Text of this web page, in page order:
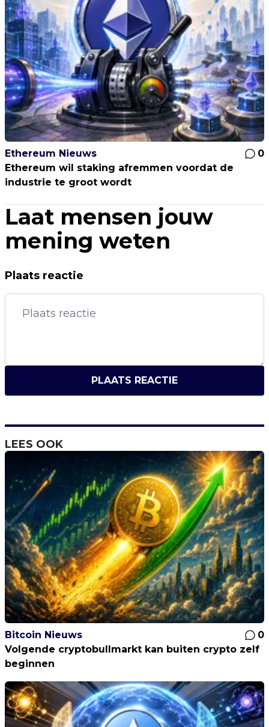
Ethereum Nieuws
0
Ethereum wil staking afremmen voordat de
industrie te groot wordt
Laat mensen jouw
mening weten
Plaats reactie
PLAATS REACTIE
LEES OOK
Bitcoin Nieuws
0
Volgende cryptobullmarkt kan buiten crypto zelf
beginnen